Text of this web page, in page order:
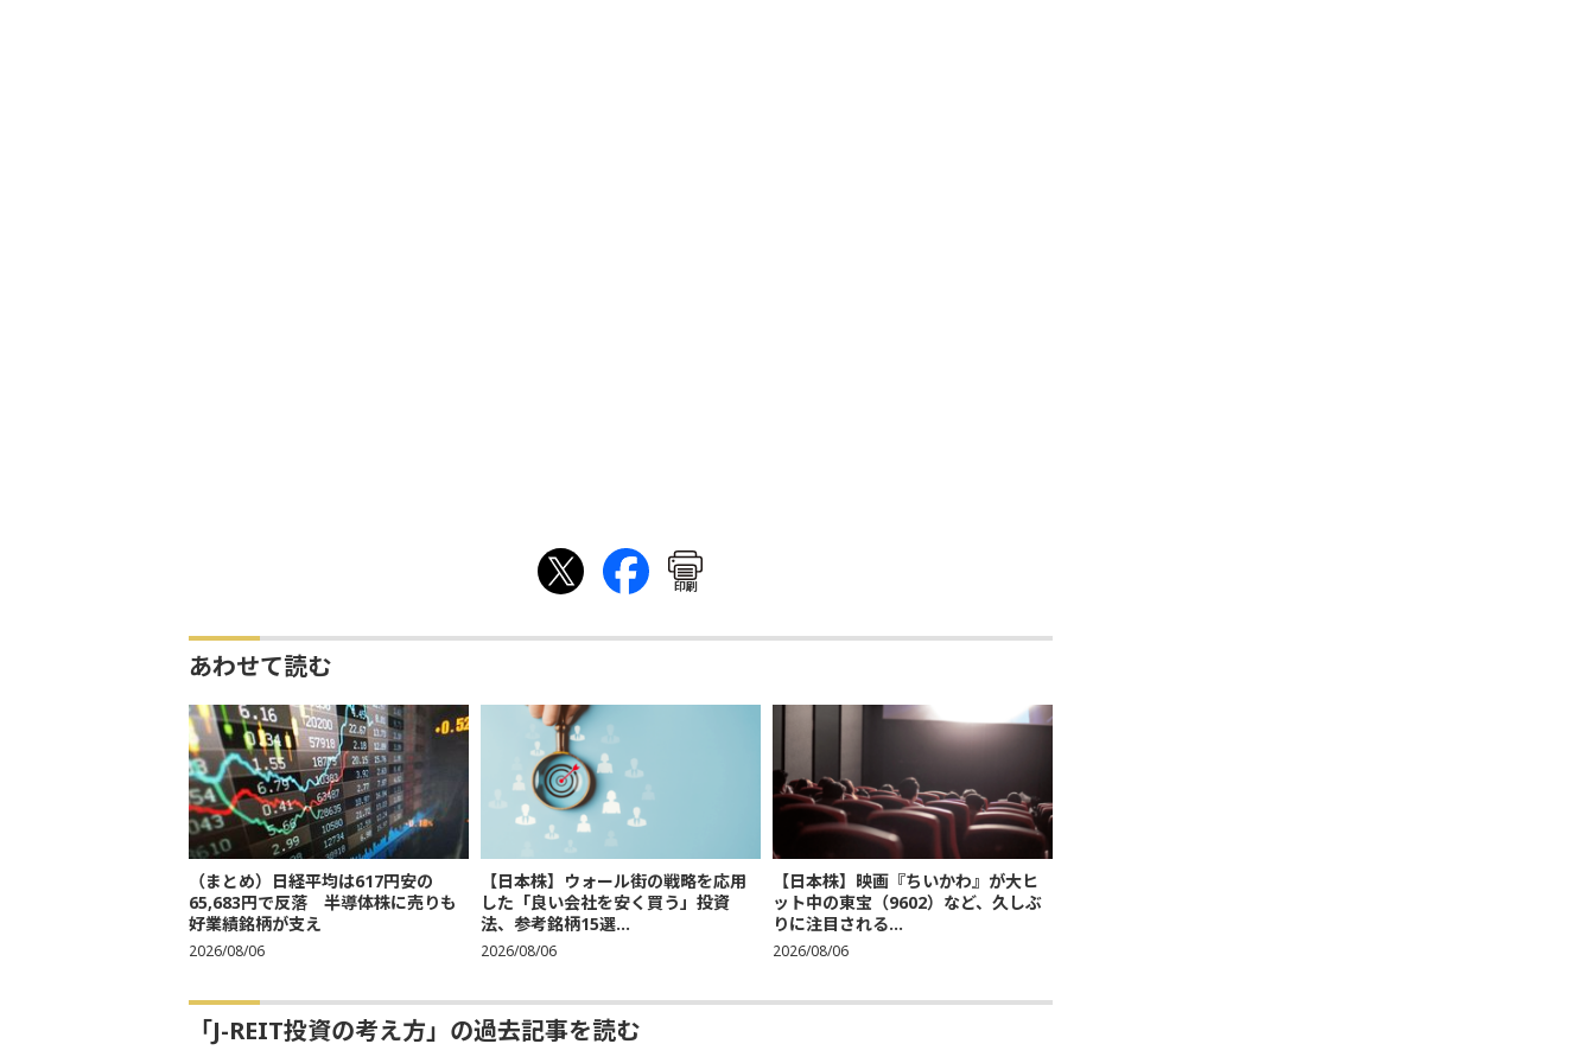
印刷
あわせて読む
（まとめ）日経平均は617円安の
65,683円で反落 半導体株に売りも
好業績銘柄が支え
2026/08/06
【日本株】ウォール街の戦略を応用
した「良い会社を安く買う」投資
法、参考銘柄15選...
2026/08/06
【日本株】映画『ちいかわ』が大ヒ
ット中の東宝（9602）など、久しぶ
りに注目される...
2026/08/06
「J-REIT投資の考え方」の過去記事を読む